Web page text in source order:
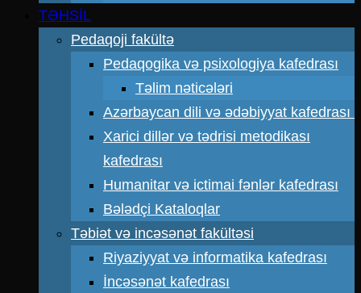
TƏHSİL
Pedaqoji fakültə
Pedaqogika və psixologiya kafedrası
Təlim nəticələri
Azərbaycan dili və ədəbiyyat kafedrası
Xarici dillər və tədrisi metodikası
kafedrası
Humanitar və ictimai fənlər kafedrası
Bələdçi Kataloqlar
Təbiət və incəsənət fakültəsi
Riyaziyyat və informatika kafedrası
İncəsənət kafedrası